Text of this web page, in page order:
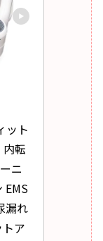
ット
転
ニ
EMS
漏れ
ア